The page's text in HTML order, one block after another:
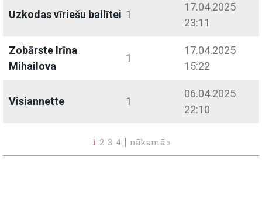
Uzkodas vīriešu ballītei 1
17.04.2025
23:11
Zobārste Irīna
Mihailova
1
17.04.2025
15:22
Visiannette 1
06.04.2025
22:10
1 2 3 4 | nākamā »